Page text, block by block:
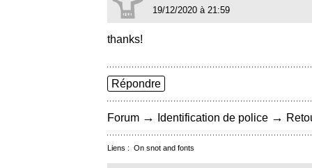
19/12/2020 à 21:59
thanks!
Répondre
Forum → Identification de police →
Liens : On snot and fonts